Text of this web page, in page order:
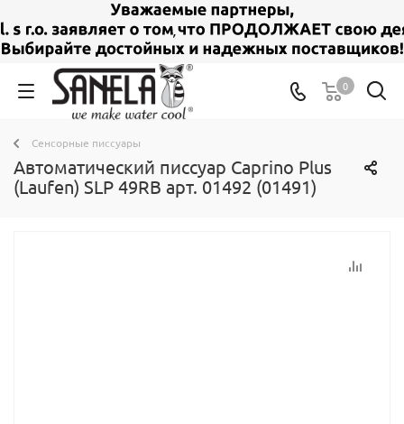
0
Сенсорные писсуары
Автоматический писсуар Caprino Plus
(Laufen) SLP 49RB арт. 01492 (01491)